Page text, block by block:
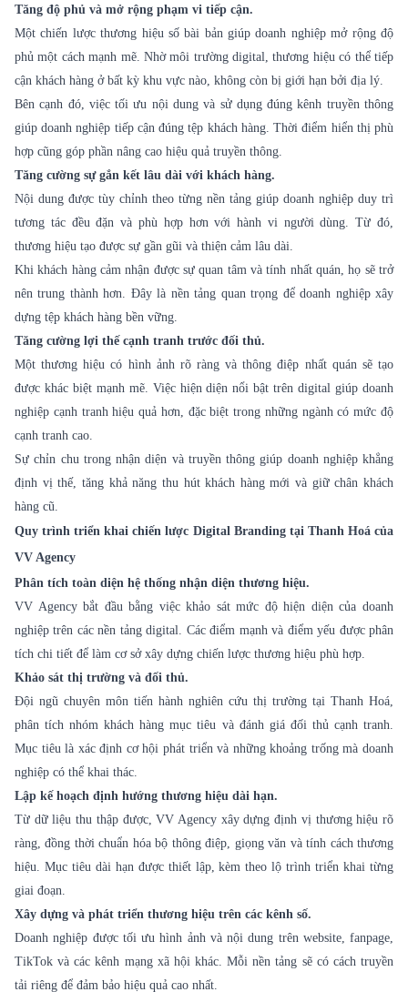
Tăng độ phủ và mở rộng phạm vi tiếp cận.
Một chiến lược thương hiệu số bài bản giúp doanh nghiệp mở rộng độ
phủ một cách mạnh mẽ. Nhờ môi trường digital, thương hiệu có thể tiếp
cận khách hàng ở bất kỳ khu vực nào, không còn bị giới hạn bởi địa lý.
Bên cạnh đó, việc tối ưu nội dung và sử dụng đúng kênh truyền thông
giúp doanh nghiệp tiếp cận đúng tệp khách hàng. Thời điểm hiển thị phù
hợp cũng góp phần nâng cao hiệu quả truyền thông.
Tăng cường sự gắn kết lâu dài với khách hàng.
Nội dung được tùy chỉnh theo từng nền tảng giúp doanh nghiệp duy trì
tương tác đều đặn và phù hợp hơn với hành vi người dùng. Từ đó,
thương hiệu tạo được sự gần gũi và thiện cảm lâu dài.
Khi khách hàng cảm nhận được sự quan tâm và tính nhất quán, họ sẽ trở
nên trung thành hơn. Đây là nền tảng quan trọng để doanh nghiệp xây
dựng tệp khách hàng bền vững.
Tăng cường lợi thế cạnh tranh trước đối thủ.
Một thương hiệu có hình ảnh rõ ràng và thông điệp nhất quán sẽ tạo
được khác biệt mạnh mẽ. Việc hiện diện nổi bật trên digital giúp doanh
nghiệp cạnh tranh hiệu quả hơn, đặc biệt trong những ngành có mức độ
cạnh tranh cao.
Sự chỉn chu trong nhận diện và truyền thông giúp doanh nghiệp khẳng
định vị thế, tăng khả năng thu hút khách hàng mới và giữ chân khách
hàng cũ.
Quy trình triển khai chiến lược Digital Branding tại Thanh Hoá của
VV Agency
Phân tích toàn diện hệ thống nhận diện thương hiệu.
VV Agency bắt đầu bằng việc khảo sát mức độ hiện diện của doanh
nghiệp trên các nền tảng digital. Các điểm mạnh và điểm yếu được phân
tích chi tiết để làm cơ sở xây dựng chiến lược thương hiệu phù hợp.
Khảo sát thị trường và đối thủ.
Đội ngũ chuyên môn tiến hành nghiên cứu thị trường tại Thanh Hoá,
phân tích nhóm khách hàng mục tiêu và đánh giá đối thủ cạnh tranh.
Mục tiêu là xác định cơ hội phát triển và những khoảng trống mà doanh
nghiệp có thể khai thác.
Lập kế hoạch định hướng thương hiệu dài hạn.
Từ dữ liệu thu thập được, VV Agency xây dựng định vị thương hiệu rõ
ràng, đồng thời chuẩn hóa bộ thông điệp, giọng văn và tính cách thương
hiệu. Mục tiêu dài hạn được thiết lập, kèm theo lộ trình triển khai từng
giai đoạn.
Xây dựng và phát triển thương hiệu trên các kênh số.
Doanh nghiệp được tối ưu hình ảnh và nội dung trên website, fanpage,
TikTok và các kênh mạng xã hội khác. Mỗi nền tảng sẽ có cách truyền
tải riêng để đảm bảo hiệu quả cao nhất.